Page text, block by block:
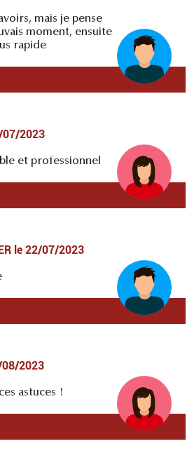
mais je pense
moment, ensuite
rapide
2023
et professionnel
le 22/07/2023
2023
astuces !